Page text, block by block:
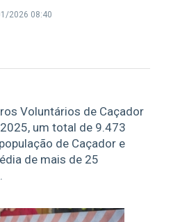
2026 08:40
Voluntários de Caçador
um total de 9.473
de Caçador e
de mais de 25